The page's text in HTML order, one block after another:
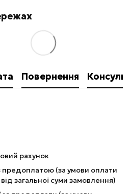
Повернення
рахунок
предоплатою (за умови оплати
загальної суми замовлення)